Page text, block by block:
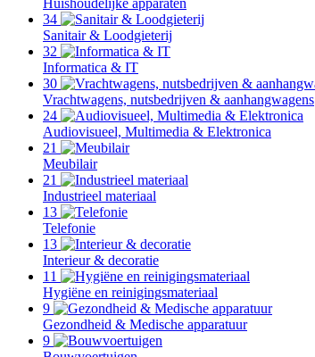
Huishoudelijke apparaten
34
Sanitair & Loodgieterij
32
Informatica & IT
30
Vrachtwagens, nutsbedrijven & aanhangwagens
24
Audiovisueel, Multimedia & Elektronica
21
Meubilair
21
Industrieel materiaal
13
Telefonie
13
Interieur & decoratie
11
Hygiëne en reinigingsmateriaal
9
Gezondheid & Medische apparatuur
9